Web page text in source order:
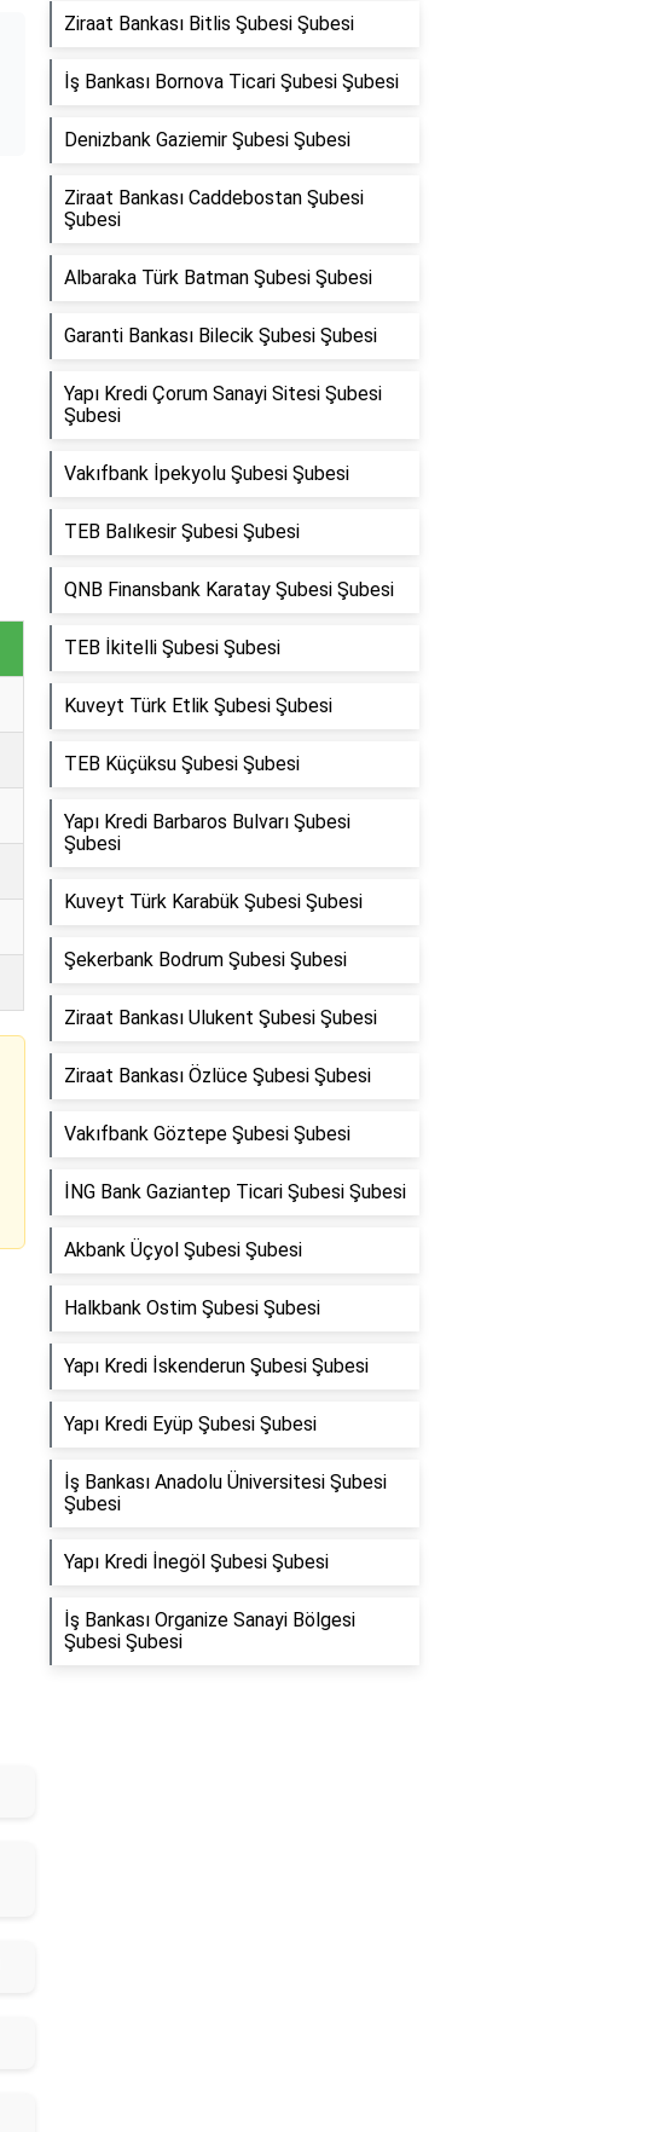
Ziraat Bankası Bitlis Şubesi Şubesi
İş Bankası Bornova Ticari Şubesi Şubesi
Denizbank Gaziemir Şubesi Şubesi
Ziraat Bankası Caddebostan Şubesi
Şubesi
Albaraka Türk Batman Şubesi Şubesi
Garanti Bankası Bilecik Şubesi Şubesi
Yapı Kredi Çorum Sanayi Sitesi Şubesi
Şubesi
Vakıfbank İpekyolu Şubesi Şubesi
TEB Balıkesir Şubesi Şubesi
QNB Finansbank Karatay Şubesi Şubesi
TEB İkitelli Şubesi Şubesi
Kuveyt Türk Etlik Şubesi Şubesi
TEB Küçüksu Şubesi Şubesi
Yapı Kredi Barbaros Bulvarı Şubesi
Şubesi
Kuveyt Türk Karabük Şubesi Şubesi
Şekerbank Bodrum Şubesi Şubesi
Ziraat Bankası Ulukent Şubesi Şubesi
Ziraat Bankası Özlüce Şubesi Şubesi
Vakıfbank Göztepe Şubesi Şubesi
İNG Bank Gaziantep Ticari Şubesi Şubesi
Akbank Üçyol Şubesi Şubesi
Halkbank Ostim Şubesi Şubesi
Yapı Kredi İskenderun Şubesi Şubesi
Yapı Kredi Eyüp Şubesi Şubesi
İş Bankası Anadolu Üniversitesi Şubesi
Şubesi
Yapı Kredi İnegöl Şubesi Şubesi
İş Bankası Organize Sanayi Bölgesi
Şubesi Şubesi